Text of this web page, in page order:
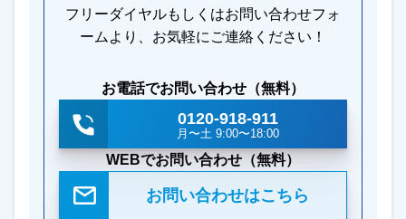
フリーダイヤルもしくはお問い合わせフォ
ームより、お気軽にご連絡ください！
お電話でお問い合わせ（無料）
0120-918-911
月〜土 9:00〜18:00
WEBでお問い合わせ（無料）
お問い合わせはこちら